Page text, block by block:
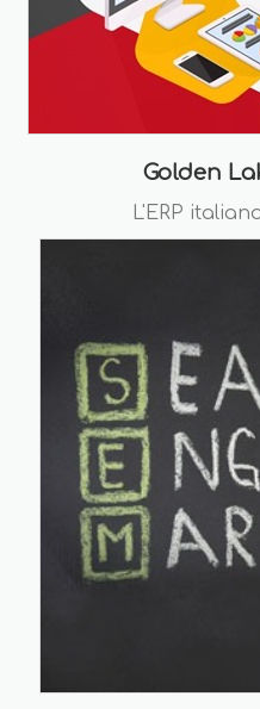
Golden
L'ERP